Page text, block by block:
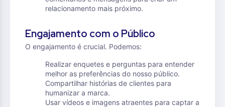
relacionamento mais próximo.
Engajamento com o Público
O engajamento é crucial. Podemos:
Realizar enquetes e perguntas para entender
melhor as preferências do nosso público.
Compartilhar histórias de clientes para
humanizar a marca.
Usar vídeos e imagens atraentes para captar a